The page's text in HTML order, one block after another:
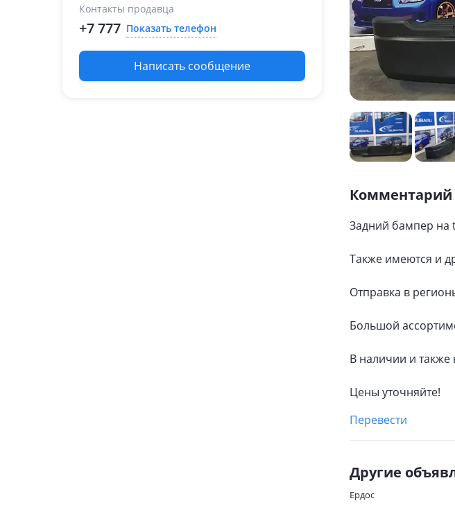
Контакты продавца
+7 777 Показать телефон
Написать сообщение
Комментарий
Задний бампер на
Также имеются и
Отправка в
Большой
В наличии и также
Цены уточняйте!
Перевести
Другие
Ердос